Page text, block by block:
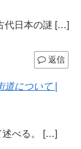
代日本の謎 […]
返信
について |
述べる。 […]